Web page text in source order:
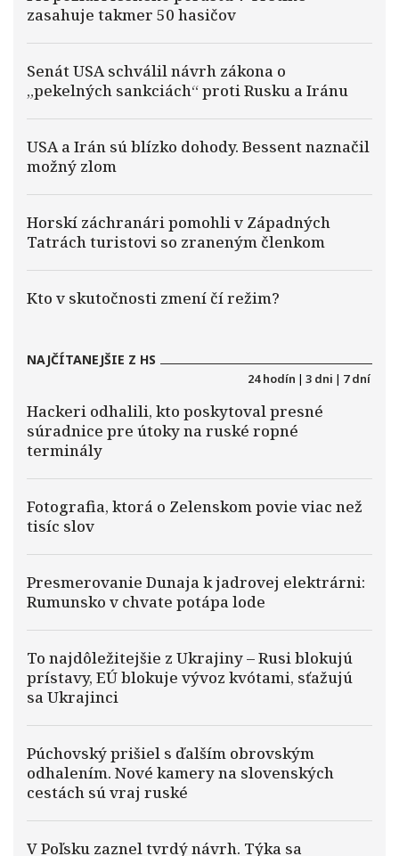
zasahuje takmer 50 hasičov
Senát USA schválil návrh zákona o
„pekelných sankciách“ proti Rusku a Iránu
USA a Irán sú blízko dohody. Bessent naznačil
možný zlom
Horskí záchranári pomohli v Západných
Tatrách turistovi so zraneným členkom
Kto v skutočnosti zmení čí režim?
NAJČÍTANEJŠIE Z HS
24 hodín | 3 dni | 7 dní
Hackeri odhalili, kto poskytoval presné
súradnice pre útoky na ruské ropné
terminály
Fotografia, ktorá o Zelenskom povie viac než
tisíc slov
Presmerovanie Dunaja k jadrovej elektrárni:
Rumunsko v chvate potápa lode
To najdôležitejšie z Ukrajiny – Rusi blokujú
prístavy, EÚ blokuje vývoz kvótami, sťažujú
sa Ukrajinci
Púchovský prišiel s ďalším obrovským
odhalením. Nové kamery na slovenských
cestách sú vraj ruské
V Poľsku zaznel tvrdý návrh. Týka sa